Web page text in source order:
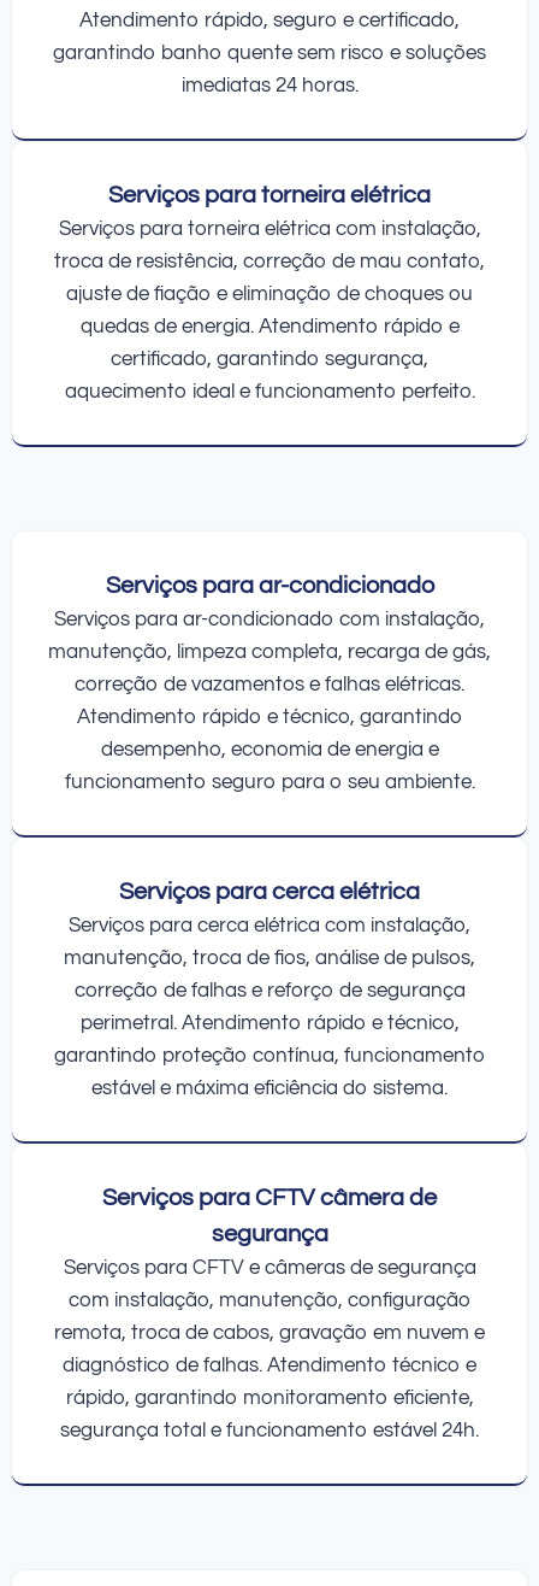
Atendimento rápido, seguro e certificado,
garantindo banho quente sem risco e soluções
imediatas 24 horas.
Serviços para torneira elétrica
Serviços para torneira elétrica com instalação,
troca de resistência, correção de mau contato,
ajuste de fiação e eliminação de choques ou
quedas de energia. Atendimento rápido e
certificado, garantindo segurança,
aquecimento ideal e funcionamento perfeito.
Serviços para ar-condicionado
Serviços para ar-condicionado com instalação,
manutenção, limpeza completa, recarga de gás,
correção de vazamentos e falhas elétricas.
Atendimento rápido e técnico, garantindo
desempenho, economia de energia e
funcionamento seguro para o seu ambiente.
Serviços para cerca elétrica
Serviços para cerca elétrica com instalação,
manutenção, troca de fios, análise de pulsos,
correção de falhas e reforço de segurança
perimetral. Atendimento rápido e técnico,
garantindo proteção contínua, funcionamento
estável e máxima eficiência do sistema.
Serviços para CFTV câmera de
segurança
Serviços para CFTV e câmeras de segurança
com instalação, manutenção, configuração
remota, troca de cabos, gravação em nuvem e
diagnóstico de falhas. Atendimento técnico e
rápido, garantindo monitoramento eficiente,
segurança total e funcionamento estável 24h.